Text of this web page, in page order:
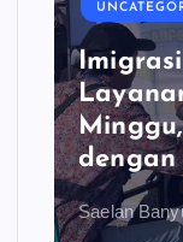
dengan
Saelan